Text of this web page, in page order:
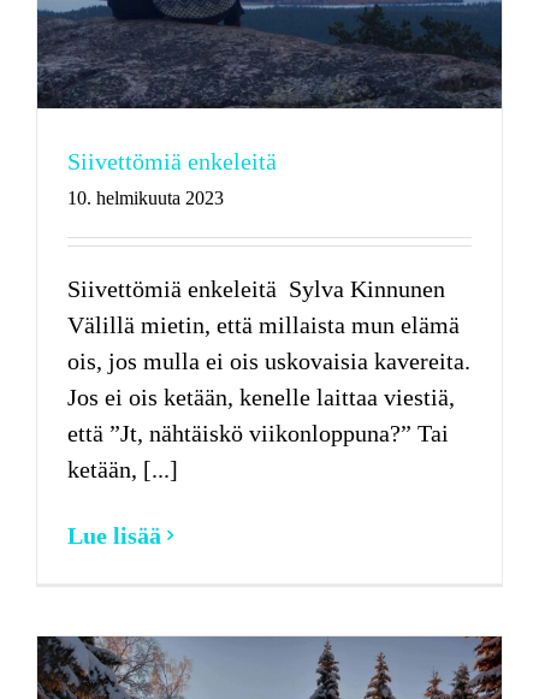
Siivettömiä enkeleitä
10. helmikuuta 2023
Siivettömiä enkeleitä Sylva Kinnunen
Välillä mietin, että millaista mun elämä
ois, jos mulla ei ois uskovaisia kavereita.
Jos ei ois ketään, kenelle laittaa viestiä,
että ”Jt, nähtäiskö viikonloppuna?” Tai
ketään, [...]
Lue lisää